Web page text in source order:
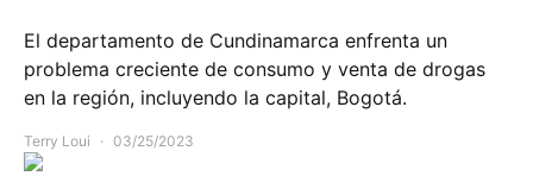
El departamento de Cundinamarca enfrenta un
problema creciente de consumo y venta de drogas
en la región, incluyendo la capital, Bogotá.
Terry Loui 03/25/2023